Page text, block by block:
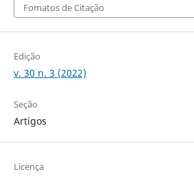
Fomatos de Citação
Edição
v. 30 n. 3 (2022)
Seção
Artigos
Licença